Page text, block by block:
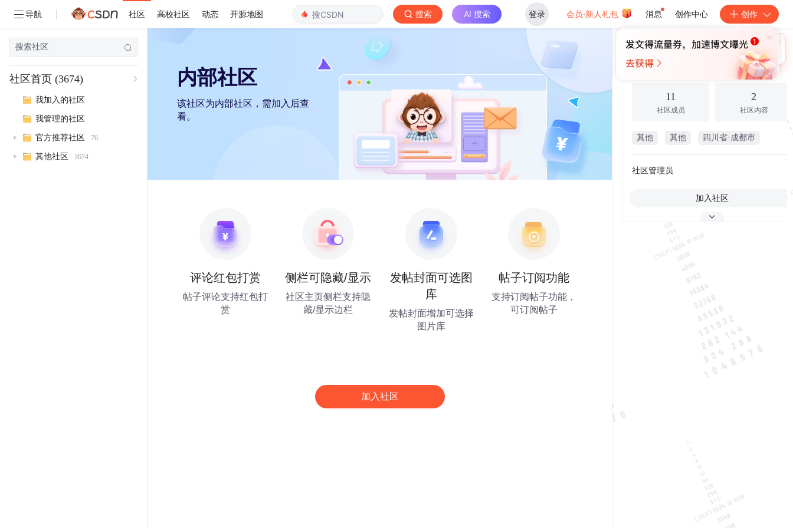
导航 社区 高校社区 动态 开源地图 搜索 AI 搜索 登录 会员·新人礼包 消息 创作中心 创作
×
🎁
未登录
￥30算力币
社区首页 (3674)
我加入的社区
我管理的社区
官方推荐社区 76
其他社区 3674
内部社区
该社区为内部社区，需加入后查
看。
评论红包打赏
帖子评论支持红包打
赏
侧栏可隐藏/显示
社区主页侧栏支持隐
藏/显示边栏
发帖封面可选图
库
发帖封面增加可选择
图片库
帖子订阅功能
支持订阅帖子功能，
可订阅帖子
加入社区
Code Writers的核心圈
11
社区成员
2
社区内容
其他 其他 四川省·成都市
社区管理员
加入社区